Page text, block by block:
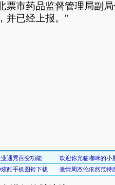
市药品监督管理局副局
并已经上报。 ”